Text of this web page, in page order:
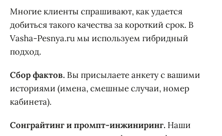
Многие клиенты спрашивают, как удается
добиться такого качества за короткий срок. В
Vasha-Pesnya.ru мы используем гибридный
подход.
Сбор фактов. Вы присылаете анкету с вашими
историями (имена, смешные случаи, номер
кабинета).
Сонграйтинг и промпт-инжиниринг. Наши